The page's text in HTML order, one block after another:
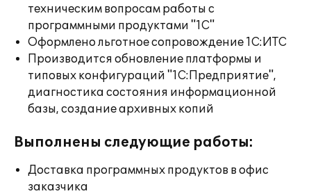
техническим вопросам работы с
программными продуктами "1С"
Оформлено льготное сопровождение 1С:ИТС
Производится обновление платформы и
типовых конфигураций "1С:Предприятие",
диагностика состояния информационной
базы, создание архивных копий
Выполнены следующие работы:
Доставка программных продуктов в офис
заказчика